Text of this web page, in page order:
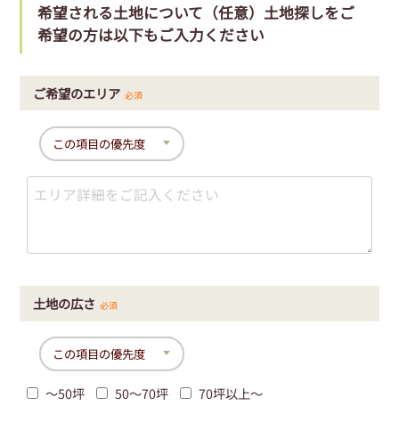
希望される土地について（任意）土地探しをご
希望の方は以下もご入力ください
ご希望のエリア 必須
土地の広さ 必須
〜50坪 50〜70坪 70坪以上〜